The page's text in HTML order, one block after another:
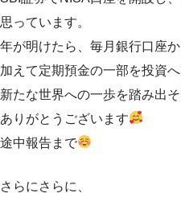
思っています。
年が明けたら、毎月銀行口座
加えて定期預金の一部を投資
新たな世界への一歩を踏み出
ありがとうございます
途中報告まで
さらにさらに、